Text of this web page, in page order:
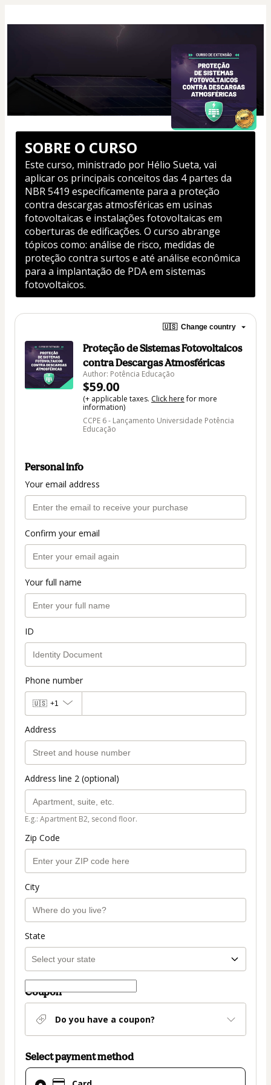
SOBRE O CURSO
Este curso, ministrado por Hélio Sueta, vai
aplicar os principais conceitos das 4 partes da
NBR 5419 especificamente para a proteção
contra descargas atmosféricas em usinas
fotovoltaicas e instalações fotovoltaicas em
coberturas de edificações. O curso abrange
tópicos como: análise de risco, medidas de
proteção contra surtos e até análise econômica
para a implantação de PDA em sistemas
fotovoltaicos.
🇺🇸 Change country
Proteção de Sistemas Fotovoltaicos
contra Descargas Atmosféricas
Author: Potência Educação
$59.00
(+ applicable taxes. Click herefor more
information)
CCPE 6 - Lançamento Universidade Potência
Educação
Personal info
Your email address
Confirm your email
Your full name
ID
Phone number
🇺🇸 +1
Address
Address line 2 (optional)
E.g.: Apartment B2, second floor.
Zip Code
City
State
Coupon
Do you have a coupon?
Select payment method
Card